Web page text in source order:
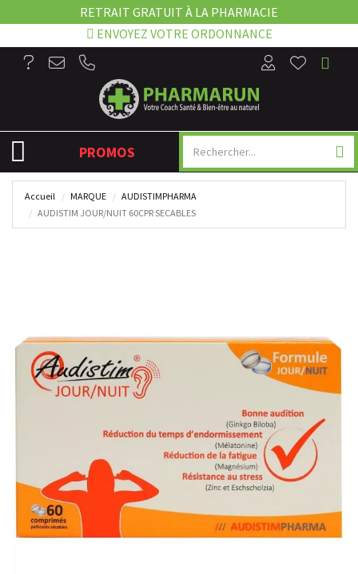
RETRAIT GRATUIT À LA PHARMACIE
ENVOYEZ VOTRE ORDONNANCE
NAVIGATION
PROMOS
Accueil MARQUE
AUDISTIMPHARMA
AUDISTIM JOUR/NUIT 60CPR SECABLES